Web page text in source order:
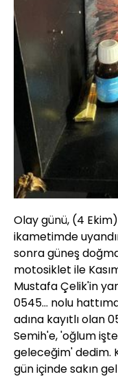
Olay günü, (4
ikametimde
sonra güneş
motosiklet ile
Mustafa Çelik'in
0545… nolu
adına kayıtlı olan
Semih'e, 'oğlum
geleceğim' dedim.
gün içinde sakın